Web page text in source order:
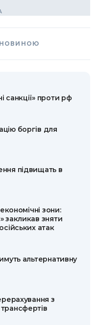
санкції» проти рф
боргів для
підвищать в
зони:
закликав зняти
атак
альтернативну
з